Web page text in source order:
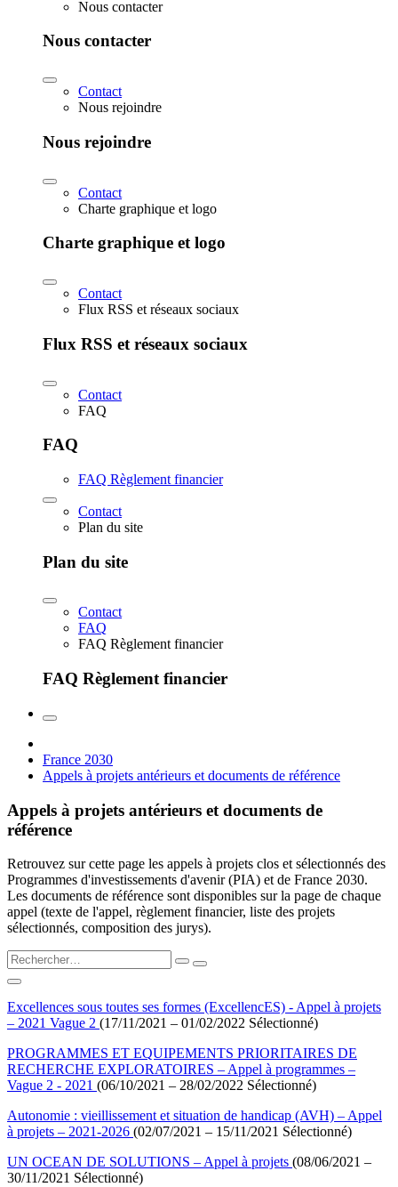
Nous contacter
Nous contacter
Contact
Nous rejoindre
Nous rejoindre
Contact
Charte graphique et logo
Charte graphique et logo
Contact
Flux RSS et réseaux sociaux
Flux RSS et réseaux sociaux
Contact
FAQ
FAQ
FAQ Règlement financier
Contact
Plan du site
Plan du site
Contact
FAQ
FAQ Règlement financier
FAQ Règlement financier
France 2030
Appels à projets antérieurs et documents de référence
Appels à projets antérieurs et documents de
référence
Retrouvez sur cette page les appels à projets clos et sélectionnés des
Programmes d'investissements d'avenir (PIA) et de France 2030.
Les documents de référence sont disponibles sur la page de chaque
appel (texte de l'appel, règlement financier, liste des projets
sélectionnés, composition des jurys).
Excellences sous toutes ses formes (ExcellencES) - Appel à projets
– 2021 Vague 2 (17/11/2021 – 01/02/2022 Sélectionné)
PROGRAMMES ET EQUIPEMENTS PRIORITAIRES DE
RECHERCHE EXPLORATOIRES – Appel à programmes –
Vague 2 - 2021 (06/10/2021 – 28/02/2022 Sélectionné)
Autonomie : vieillissement et situation de handicap (AVH) – Appel
à projets – 2021-2026 (02/07/2021 – 15/11/2021 Sélectionné)
UN OCEAN DE SOLUTIONS – Appel à projets (08/06/2021 –
30/11/2021 Sélectionné)